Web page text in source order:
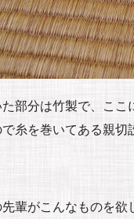
部分は竹製で、こ
糸を巻いてある親切
輩がこんなものを